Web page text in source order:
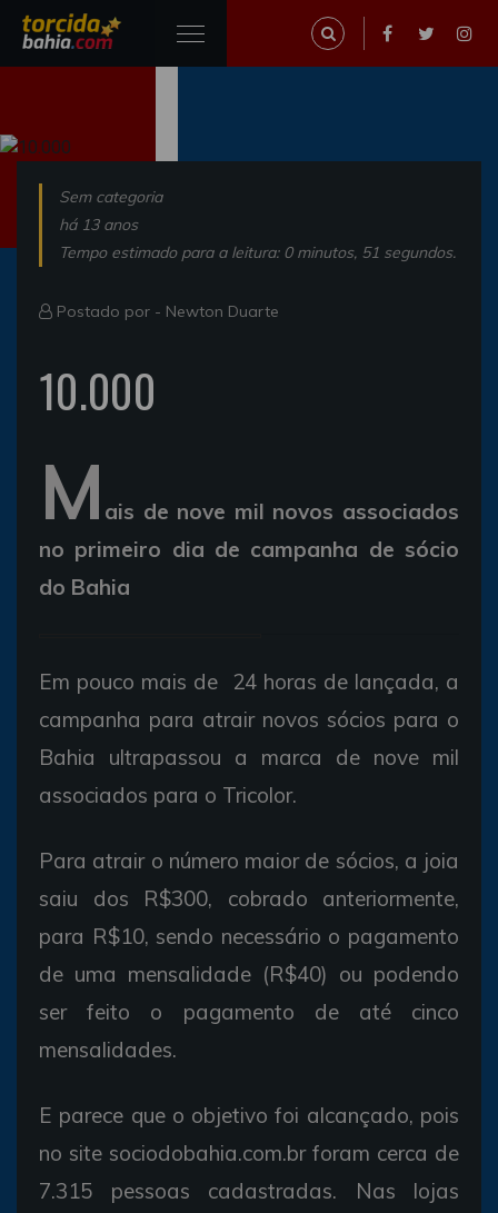
Sem categoria
há 13 anos
Tempo estimado para a leitura: 0 minutos, 51 segundos.
Postado por - Newton Duarte
10.000
M ais de nove mil novos associados
no primeiro dia de campanha de sócio
do Bahia
Em pouco mais de 24 horas de lançada, a
campanha para atrair novos sócios para o
Bahia ultrapassou a marca de nove mil
associados para o Tricolor.
Para atrair o número maior de sócios, a joia
saiu dos R$300, cobrado anteriormente,
para R$10, sendo necessário o pagamento
de uma mensalidade (R$40) ou podendo
ser feito o pagamento de até cinco
mensalidades.
E parece que o objetivo foi alcançado, pois
no site sociodobahia.com.br foram cerca de
7.315 pessoas cadastradas. Nas lojas